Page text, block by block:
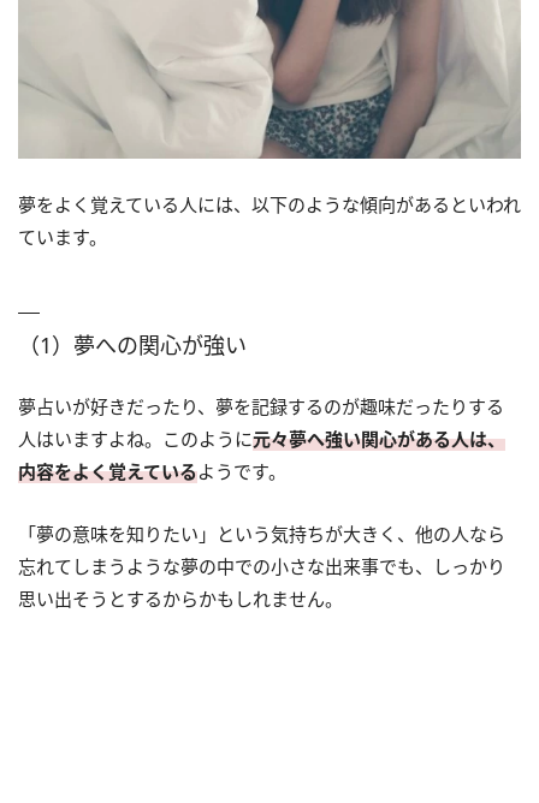
夢をよく覚えている人には、以下のような傾向があるといわれ
ています。
（1）夢への関心が強い
夢占いが好きだったり、夢を記録するのが趣味だったりする
人はいますよね。このように元々夢へ強い関心がある人は、
内容をよく覚えているようです。
「夢の意味を知りたい」という気持ちが大きく、他の人なら
忘れてしまうような夢の中での小さな出来事でも、しっかり
思い出そうとするからかもしれません。